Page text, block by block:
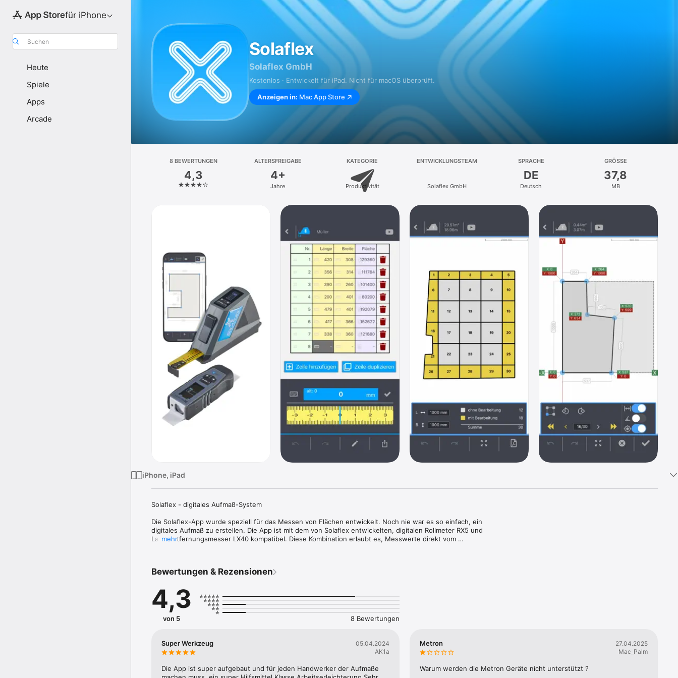
für iPhone
Suchen
Heute
Spiele
Apps
Arcade
Solaflex
Solaflex GmbH
Kostenlos · Entwickelt für iPad. Nicht für macOS überprüft.
Anzeigen in: Mac App Store
8 BEWERTUNGEN
4,3
ALTERSFREIGABE
4+
Jahre
KATEGORIE
Produktivität
ENTWICKLUNGSTEAM
Solaflex GmbH
SPRACHE
DE
Deutsch
GRÖSSE
37,8
MB
iPhone, iPad
Solaflex - digitales Aufmaß-System
Die Solaflex-App wurde speziell für das Messen von Flächen entwickelt. Noch nie war es so einfach, ein
digitales Aufmaß zu erstellen. Die App ist mit dem von Solaflex entwickelten, digitalen Rollmeter RX5 und
Laserentfernungsmesser LX40 kompatibel. Diese Kombination erlaubt es, Messwerte direkt vom
deine Daten sofort digitalisiert.
Premiumfunktionen:
DXF-Export
Sparen Sie sich die Arbeit, Ihre Handskizzen mühsam in eine CAD-Software zu übertragen – mit Solaflex
können erstellte Zeichnungen mit nur wenigen Klicks direkt in CAD-Programme importiert werden.
Stücklistenauflösung
Mit diesem Premium-Feature wird die erzeugte Kontur im Detail dargestellt. Zu bearbeitende Teile
als PDF-Datei exportiert und versendet werden.
mehr
Bewertungen & Rezensionen
4,3
von 5 8 Bewertungen
Super Werkzeug
05.04.2024
AK1a
Die App ist super aufgebaut und für jeden Handwerker der Aufmaße
Metron
27.04.2025
Mac_Palm
Warum werden die Metron Geräte nicht unterstützt ?